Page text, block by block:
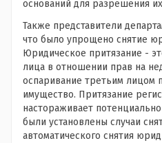
оснований для разрешения
Также представители
что было упрощено снятие
Юридическое притязание -
лица в отношении прав на
оспаривание третьим лицом
имущество. Притязание
настораживает
были установлены случаи
автоматического снятия